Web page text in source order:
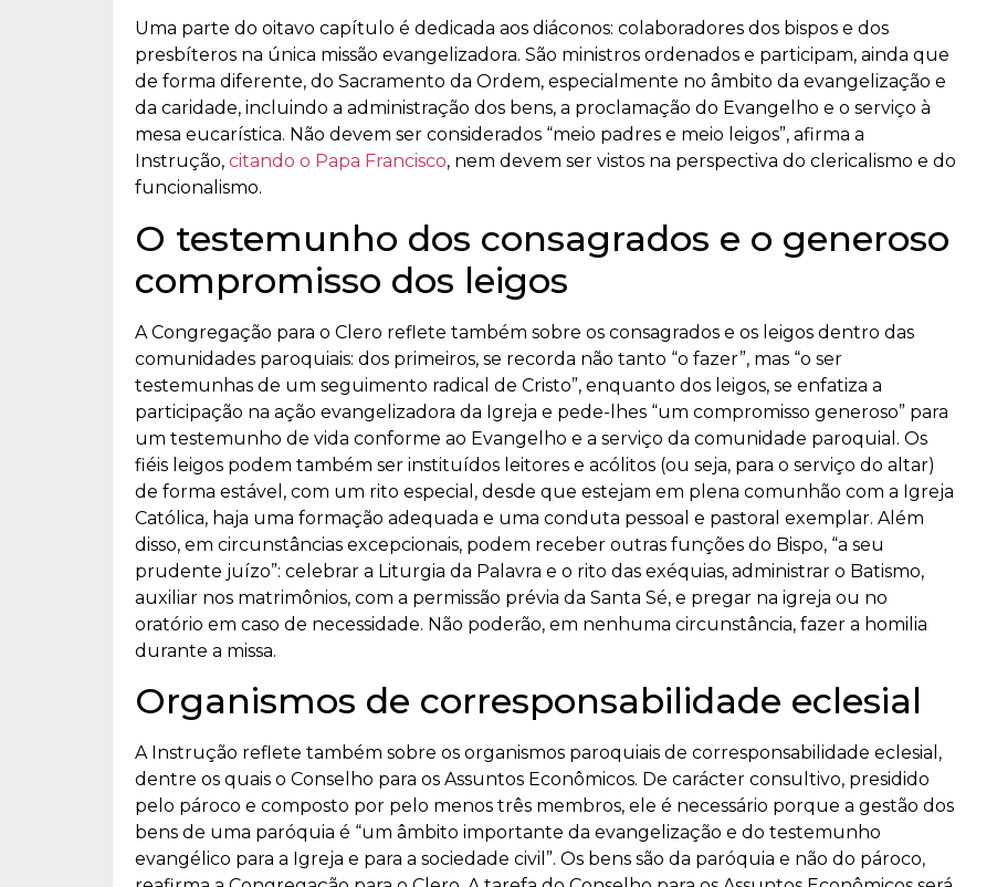
Uma parte do oitavo capítulo é dedicada aos diáconos: colaboradores dos bispos e dos
presbíteros na única missão evangelizadora. São ministros ordenados e participam, ainda que
de forma diferente, do Sacramento da Ordem, especialmente no âmbito da evangelização e
da caridade, incluindo a administração dos bens, a proclamação do Evangelho e o serviço à
mesa eucarística. Não devem ser considerados “meio padres e meio leigos”, afirma a
Instrução, citando o Papa Francisco, nem devem ser vistos na perspectiva do clericalismo e do
funcionalismo.
O testemunho dos consagrados e o generoso
compromisso dos leigos
A Congregação para o Clero reflete também sobre os consagrados e os leigos dentro das
comunidades paroquiais: dos primeiros, se recorda não tanto “o fazer”, mas “o ser
testemunhas de um seguimento radical de Cristo”, enquanto dos leigos, se enfatiza a
participação na ação evangelizadora da Igreja e pede-lhes “um compromisso generoso” para
um testemunho de vida conforme ao Evangelho e a serviço da comunidade paroquial. Os
fiéis leigos podem também ser instituídos leitores e acólitos (ou seja, para o serviço do altar)
de forma estável, com um rito especial, desde que estejam em plena comunhão com a Igreja
Católica, haja uma formação adequada e uma conduta pessoal e pastoral exemplar. Além
disso, em circunstâncias excepcionais, podem receber outras funções do Bispo, “a seu
prudente juízo”: celebrar a Liturgia da Palavra e o rito das exéquias, administrar o Batismo,
auxiliar nos matrimônios, com a permissão prévia da Santa Sé, e pregar na igreja ou no
oratório em caso de necessidade. Não poderão, em nenhuma circunstância, fazer a homilia
durante a missa.
Organismos de corresponsabilidade eclesial
A Instrução reflete também sobre os organismos paroquiais de corresponsabilidade eclesial,
dentre os quais o Conselho para os Assuntos Econômicos. De carácter consultivo, presidido
pelo pároco e composto por pelo menos três membros, ele é necessário porque a gestão dos
bens de uma paróquia é “um âmbito importante da evangelização e do testemunho
evangélico para a Igreja e para a sociedade civil”. Os bens são da paróquia e não do pároco,